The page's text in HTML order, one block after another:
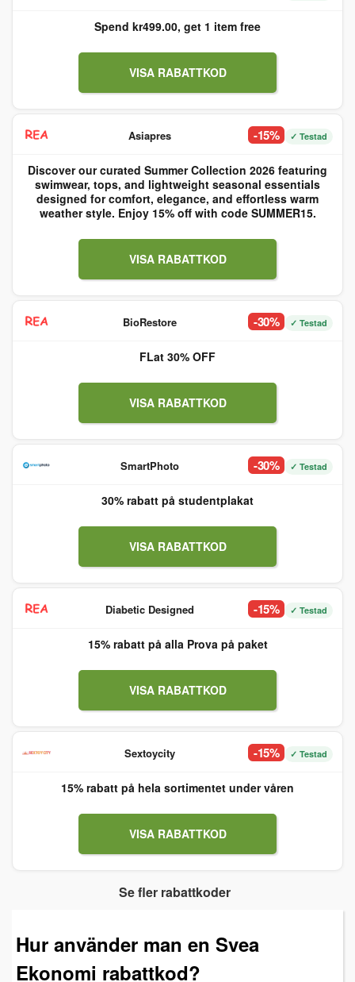
Spend kr499.00, get 1 item free
VISA RABATTKOD
Asiapres -15% ✓ Testad
Discover our curated Summer Collection 2026 featuring
swimwear, tops, and lightweight seasonal essentials
designed for comfort, elegance, and effortless warm
weather style. Enjoy 15% off with code SUMMER15.
VISA RABATTKOD
BioRestore -30% ✓ Testad
FLat 30% OFF
VISA RABATTKOD
SmartPhoto -30% ✓ Testad
30% rabatt på studentplakat
VISA RABATTKOD
Diabetic Designed -15% ✓ Testad
15% rabatt på alla Prova på paket
VISA RABATTKOD
Sextoycity -15% ✓ Testad
15% rabatt på hela sortimentet under våren
VISA RABATTKOD
Se fler rabattkoder
Hur använder man en Svea
Ekonomi rabattkod?